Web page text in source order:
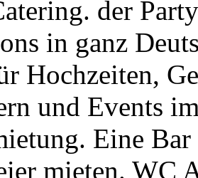
der
in ganz
Hochzeiten,
und Events
Eine
mieten. WC